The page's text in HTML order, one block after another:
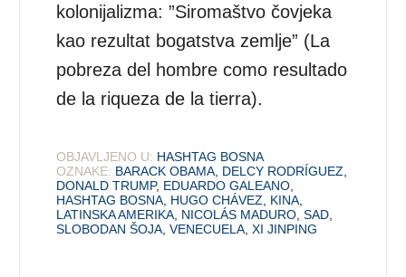
kolonijalizma: ”Siromaštvo čovjeka
kao rezultat bogatstva zemlje” (La
pobreza del hombre como resultado
de la riqueza de la tierra).
OBJAVLJENO U: HASHTAG BOSNA
OZNAKE: BARACK OBAMA DELCY RODRÍGUEZ
DONALD TRUMP, EDUARDO GALEANO
HASHTAG BOSNA HUGO CHÁVEZ KINA
LATINSKA AMERIKA NICOLÁS MADURO ,SAD
SLOBODAN ŠOJA ,VENECUELA ,XI JINPING